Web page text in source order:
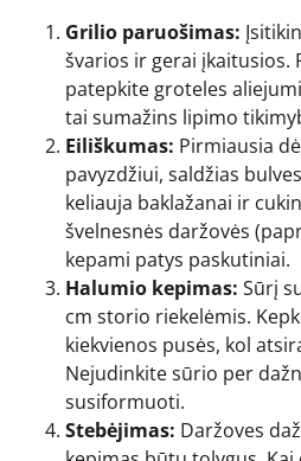
Grilio paruošimas:
švarios ir gerai įkaitusios.
patepkite groteles
tai sumažins lipimo
Eiliškumas: Pirmiausia
pavyzdžiui, saldžias
keliauja baklažanai ir
švelnesnės daržovės
kepami patys paskutiniai.
Halumio kepimas: Sūrį
cm storio riekelėmis.
kiekvienos pusės, kol
Nejudinkite sūrio per
susiformuoti.
Stebėjimas: Daržoves